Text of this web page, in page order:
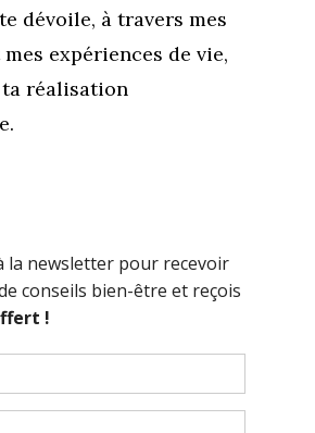
dévoile, à travers mes
expériences de vie,
réalisation